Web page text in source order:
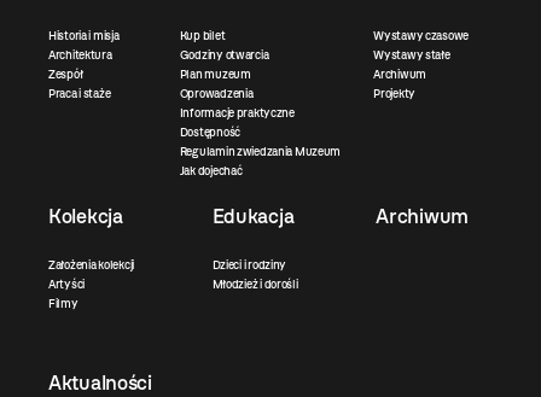
Historia i misja
Architektura
Zespół
Praca i staże
Kup bilet
Godziny otwarcia
Plan muzeum
Oprowadzenia
Informacje praktyczne
Dostępność
Regulamin zwiedzania Muzeum
Jak dojechać
Wystawy czasowe
Wystawy stałe
Archiwum
Projekty
Kolekcja
Założenia kolekcji
Artyści
Filmy
Edukacja
Dzieci i rodziny
Młodzież i dorośli
Archiwum
Aktualności